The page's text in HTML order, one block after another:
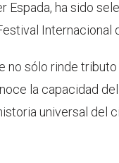
Espada, ha sido
Internacional
no sólo rinde
la capacidad
universal del